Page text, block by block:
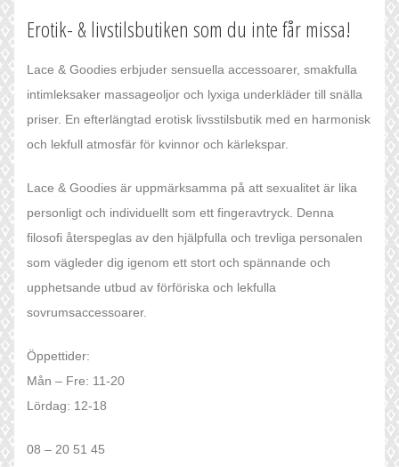
Erotik- & livstilsbutiken som du inte får missa!
Lace & Goodies erbjuder sensuella accessoarer, smakfulla
intimleksaker massageoljor och lyxiga underkläder till snälla
priser. En efterlängtad erotisk livsstilsbutik med en harmonisk
och lekfull atmosfär för kvinnor och kärlekspar.
Lace & Goodies är uppmärksamma på att sexualitet är lika
personligt och individuellt som ett fingeravtryck. Denna
filosofi återspeglas av den hjälpfulla och trevliga personalen
som vägleder dig igenom ett stort och spännande och
upphetsande utbud av förföriska och lekfulla
sovrumsaccessoarer.
Öppettider:
Mån – Fre: 11-20
Lördag: 12-18
08 – 20 51 45